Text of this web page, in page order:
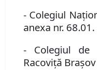
- Colegiul
anexa nr.
- Colegiul de
Racoviţă Braşov